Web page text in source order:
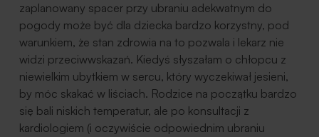
zaplanowany spacer przy ubraniu adekwatnym do
pogody może być dla dziecka bardzo korzystny, pod
warunkiem, że stan zdrowia na to pozwala i lekarz nie
widzi przeciwwskazań. Kiedyś słyszałam o chłopcu z
niewielkim ubytkiem w sercu, który wyczekiwał jesieni,
by móc skakać w liściach. Rodzice na początku bardzo
się bali niskich temperatur, ale po konsultacji z
kardiologiem (i oczywiście odpowiednim ubraniu